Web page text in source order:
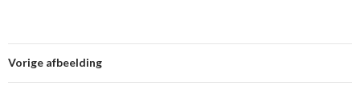
Vorige afbeelding